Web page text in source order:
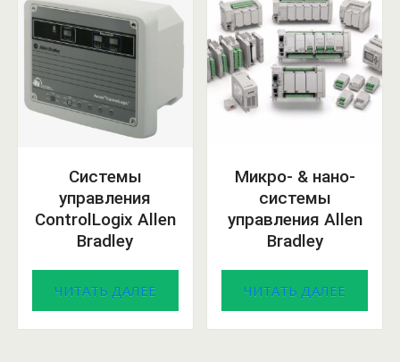
Системы
управления
ControlLogix Allen
Bradley
ЧИТАТЬ ДАЛЕЕ
Микро- & нано-
системы
управления Allen
Bradley
ЧИТАТЬ ДАЛЕЕ